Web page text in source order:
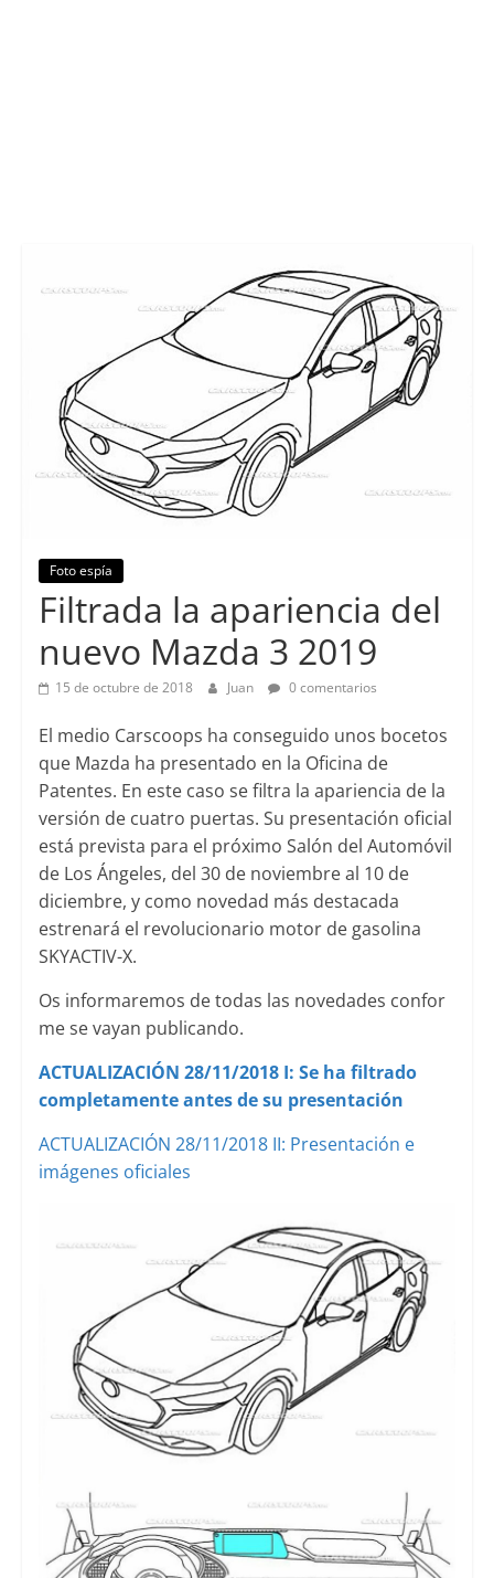
Foto espía
Filtrada la apariencia del
nuevo Mazda 3 2019
15 de octubre de 2018 Juan 0 comentarios
El medio Carscoops ha conseguido unos bocetos
que Mazda ha presentado en la Oficina de
Patentes. En este caso se filtra la apariencia de la
versión de cuatro puertas. Su presentación oficial
está prevista para el próximo Salón del Automóvil
de Los Ángeles, del 30 de noviembre al 10 de
diciembre, y como novedad más destacada
estrenará el revolucionario motor de gasolina
SKYACTIV-X.
Os informaremos de todas las novedades confor
me se vayan publicando.
ACTUALIZACIÓN 28/11/2018 I: Se ha filtrado
completamente antes de su presentación
ACTUALIZACIÓN 28/11/2018 II: Presentación e
imágenes oficiales